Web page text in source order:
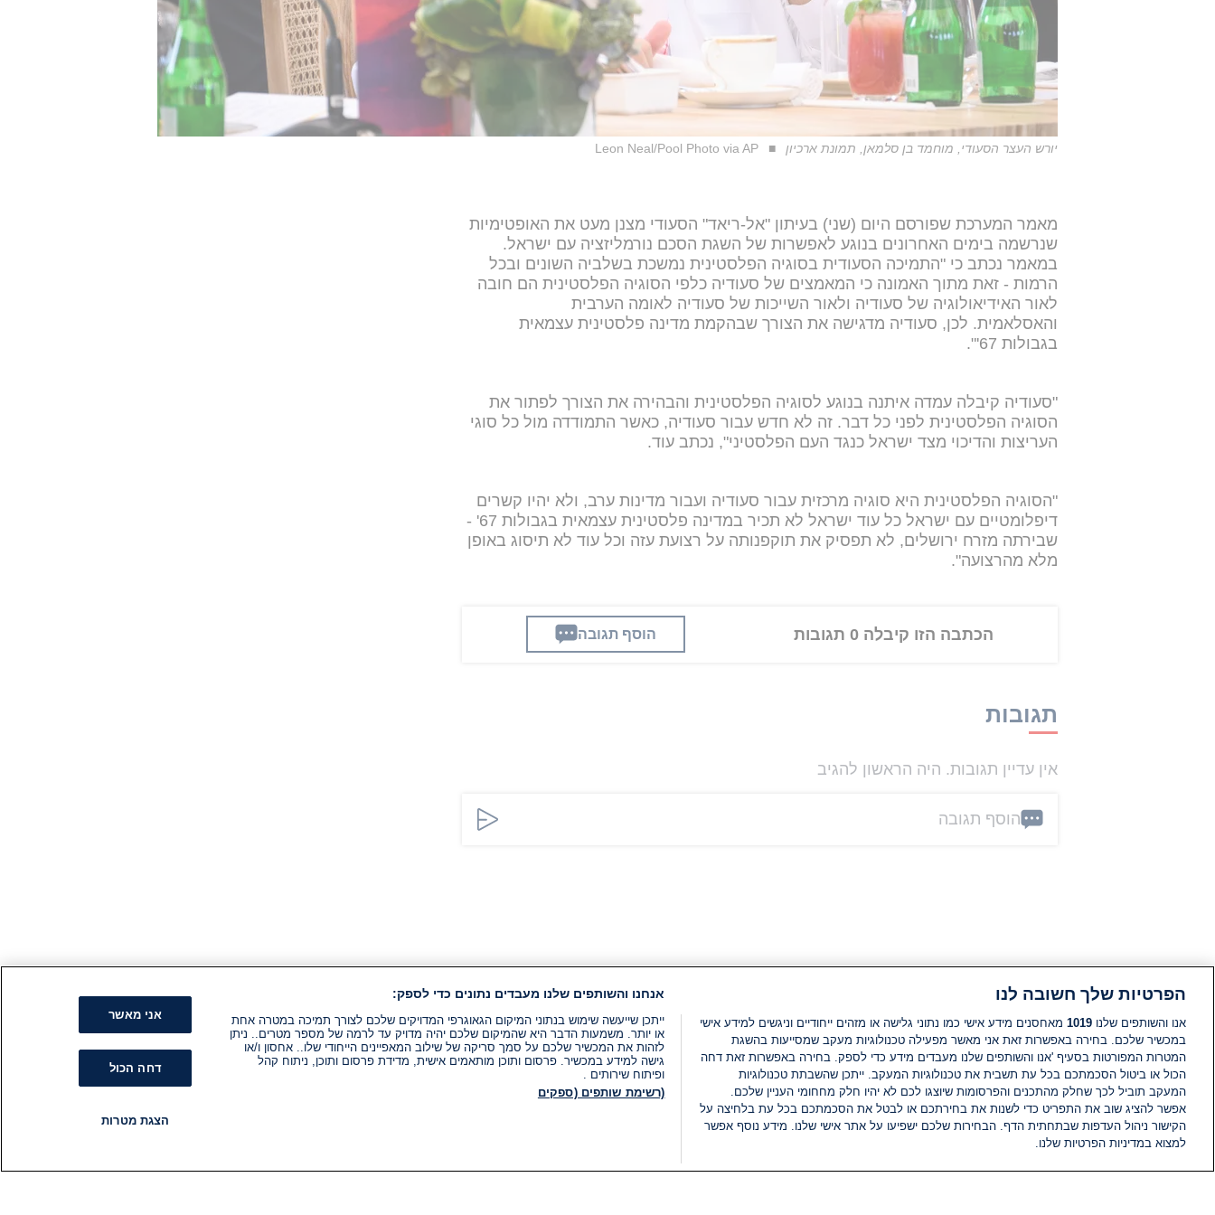
יורש העצר הסעודי, מוחמד בן סלמאן, תמונת ארכיון Leon Neal/Pool Photo via AP
מאמר המערכת שפורסם היום (שני) בעיתון "אל-ריאד" הסעודי מצנן מעט את האופטימיות
שנרשמה בימים האחרונים בנוגע לאפשרות של השגת הסכם נורמליזציה עם ישראל.
במאמר נכתב כי "התמיכה הסעודית בסוגיה הפלסטינית נמשכת בשלביה השונים ובכל
הרמות - זאת מתוך האמונה כי המאמצים של סעודיה כלפי הסוגיה הפלסטינית הם חובה
לאור האידיאולוגיה של סעודיה ולאור השייכות של סעודיה לאומה הערבית
והאסלאמית. לכן, סעודיה מדגישה את הצורך שבהקמת מדינה פלסטינית עצמאית
בגבולות 67'".
"סעודיה קיבלה עמדה איתנה בנוגע לסוגיה הפלסטינית והבהירה את הצורך לפתור את
הסוגיה הפלסטינית לפני כל דבר. זה לא חדש עבור סעודיה, כאשר התמודדה מול כל סוגי
העריצות והדיכוי מצד ישראל כנגד העם הפלסטיני", נכתב עוד.
"הסוגיה הפלסטינית היא סוגיה מרכזית עבור סעודיה ועבור מדינות ערב, ולא יהיו קשרים
דיפלומטיים עם ישראל כל עוד ישראל לא תכיר במדינה פלסטינית עצמאית בגבולות 67' -
שבירתה מזרח ירושלים, לא תפסיק את תוקפנותה על רצועת עזה וכל עוד לא תיסוג באופן
מלא מהרצועה".
הכתבה הזו קיבלה 0 תגובות הוסף תגובה
תגובות
אין עדיין תגובות. היה הראשון להגיב
הוסף תגובה
הפרטיות שלך חשובה לנו
אנו והשותפים שלנו 1019 מאחסנים מידע אישי כמו נתוני גלישה או מזהים ייחודיים וניגשים למידע אישי
במכשיר שלכם. בחירה באפשרות זאת אני מאשר מפעילה טכנולוגיות מעקב שמסייעות בהשגת
המטרות המפורטות בסעיף 'אנו והשותפים שלנו מעבדים מידע כדי לספק. בחירה באפשרות זאת דחה
הכול או ביטול הסכמתכם בכל עת תשבית את טכנולוגיות המעקב. ייתכן שהשבתת טכנולוגיות
המעקב תוביל לכך שחלק מהתכנים והפרסומות שיוצגו לכם לא יהיו חלק מחחומי העניין שלכם.
אפשר להציג שוב את התפריט כדי לשנות את בחירתכם או לבטל את הסכמתכם בכל עת בלחיצה על
הקישור ניהול העדפות שבתחתית הדף. הבחירות שלכם ישפיעו על אתר אישי שלנו. מידע נוסף אפשר
למצוא במדיניות הפרטיות שלנו.
אנחנו והשותפים שלנו מעבדים נתונים כדי לספק:
ייתכן שייעשה שימוש בנתוני המיקום הגאוגרפי המדויקים שלכם לצורך תמיכה במטרה אחת
או יותר. משמעות הדבר היא שהמיקום שלכם יהיה מדויק עד לרמה של מספר מטרים.. ניתן
לזהות את המכשיר שלכם על סמך סריקה של שילוב המאפיינים הייחודי שלו.. אחסון ו/או
גישה למידע במכשיר. פרסום ותוכן מותאמים אישית, מדידת פרסום ותוכן, ניתוח קהל
ופיתוח שירותים .
(רשימת שותפים (ספקים
אני מאשר
דחה הכול
הצגת מטרות